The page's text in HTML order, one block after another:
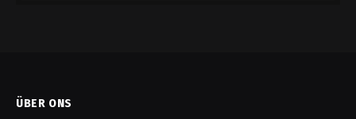
ÜBER ONS